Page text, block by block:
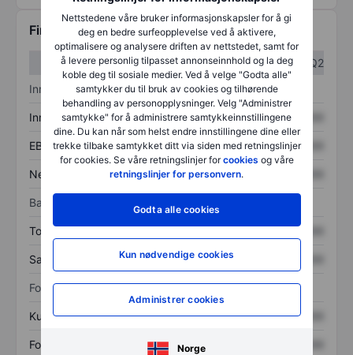
Nettstedene våre bruker informasjonskapsler for å gi
deg en bedre surfeopplevelse ved å aktivere,
optimalisere og analysere driften av nettstedet, samt for
å levere personlig tilpasset annonseinnhold og la deg
koble deg til sosiale medier. Ved å velge "Godta alle"
samtykker du til bruk av cookies og tilhørende
behandling av personopplysninger. Velg "Administrer
samtykke" for å administrere samtykkeinnstillingene
dine. Du kan når som helst endre innstillingene dine eller
trekke tilbake samtykket ditt via siden med retningslinjer
for cookies. Se våre retningslinjer forcookies og våre
retningslinjer for personvern.
Godta alle cookies
Kun nødvendige cookies
Administrer cookies
Norge
Finansiell informasjon
Q1
Q2
Inntektsoversikt
Inntekter XXXXXXX XXXXXXX
EBITDA XXXXXXX XXXXXXX
Nettoinntekt XXXXXXX
Balanse
Totale eiendeler XXXXXXX XXXXXXX
Samlet gjeld XXXXXXX
Forholdstall
Kurs/salg XXXXXXX XXXXXXX
Fortjeneste per aksje XXXXXXX